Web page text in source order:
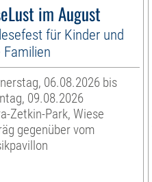
im August
für Kinder und
Familien
06.08.2026 bis
09.08.2026
Zetkin-Park, Wiese
gegenüber vom